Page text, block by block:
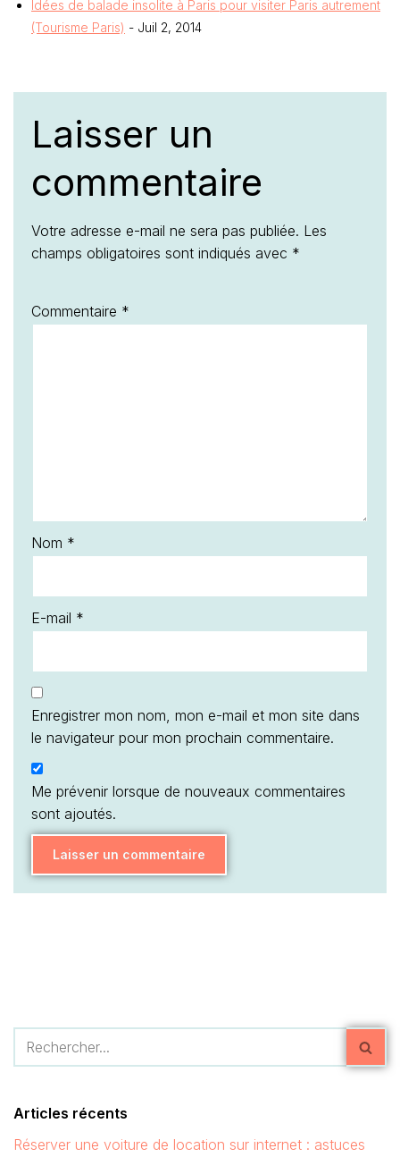
Idées de balade insolite à Paris pour visiter Paris autrement
(Tourisme Paris) - Juil 2, 2014
Laisser un
commentaire
Votre adresse e-mail ne sera pas publiée. Les
champs obligatoires sont indiqués avec *
Commentaire *
Nom *
E-mail *
Enregistrer mon nom, mon e-mail et mon site dans
le navigateur pour mon prochain commentaire.
Me prévenir lorsque de nouveaux commentaires
sont ajoutés.
Articles récents
Réserver une voiture de location sur internet : astuces